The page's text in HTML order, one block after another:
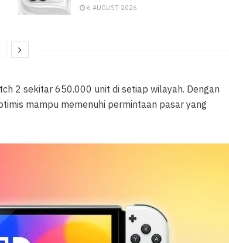
6 AUGUST 2026
2 sekitar 650.000 unit di setiap wilayah. Dengan
mampu memenuhi permintaan pasar yang